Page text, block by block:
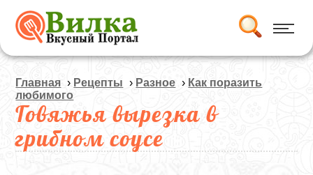
Главная › Рецепты › Разное › Как поразить
любимого
Говяжья вырезка в
грибном соусе